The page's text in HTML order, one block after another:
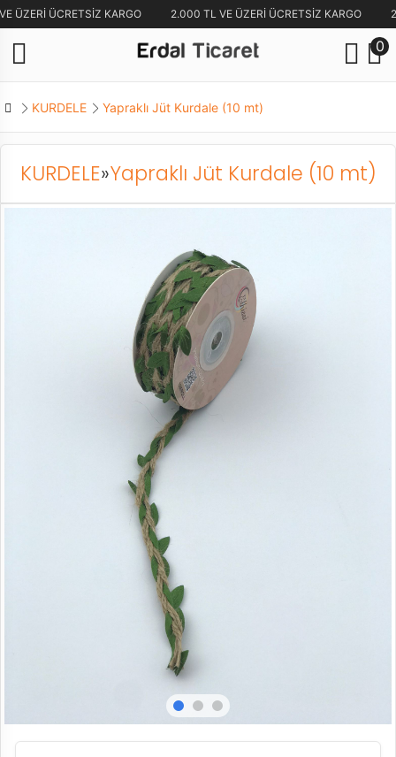
ÜZERİ ÜCRETSİZ KARGO 2.000 TL VE ÜZERİ ÜCRETSİZ KARGO
0
KURDELE Yapraklı Jüt Kurdale (10 mt)
KURDELE»Yapraklı Jüt Kurdale (10 mt)